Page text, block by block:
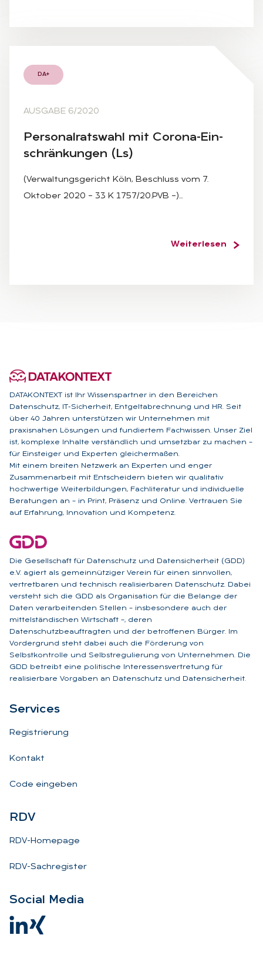
DA+
AUSGABE 6/2020
Per­so­nal­rats­wahl mit Co­ro­na-Ein­
schrän­kun­gen (Ls)
(Verwaltungsgericht Köln, Beschluss vom 7.
Oktober 2020 – 33 K 1757/20.PVB –)…
Weiterlesen
DATAKONTEXT ist Ihr Wissenspartner in den Bereichen
Datenschutz, IT-Sicherheit, Entgeltabrechnung und HR. Seit
über 40 Jahren unterstützen wir Unternehmen mit
praxisnahen Lösungen und fundiertem Fachwissen. Unser Ziel
ist, komplexe Inhalte verständlich und umsetzbar zu machen –
für Einsteiger und Experten gleichermaßen.
Mit einem breiten Netzwerk an Experten und enger
Zusammenarbeit mit Entscheidern bieten wir qualitativ
hochwertige Weiterbildungen, Fachliteratur und individuelle
Beratungen an – in Print, Präsenz und Online. Vertrauen Sie
auf Erfahrung, Innovation und Kompetenz.
Die Gesellschaft für Datenschutz und Datensicherheit (GDD)
e.V. agiert als gemeinnütziger Verein für einen sinnvollen,
vertretbaren und technisch realisierbaren Datenschutz. Dabei
versteht sich die GDD als Organisation für die Belange der
Daten verarbeitenden Stellen – insbesondere auch der
mittelständischen Wirtschaft –, deren
Datenschutzbeauftragten und der betroffenen Bürger. Im
Vordergrund steht dabei auch die Förderung von
Selbstkontrolle und Selbstregulierung von Unternehmen. Die
GDD betreibt eine politische Interessensvertretung für
realisierbare Vorgaben an Datenschutz und Datensicherheit.
Ser­vices
Registrierung
Kontakt
Code eingeben
RDV
RDV-Homepage
RDV-Sachregister
So­ci­al Me­dia